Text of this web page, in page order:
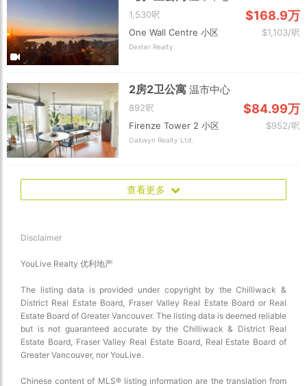
1,530呎 $168.9万
One Wall Centre 小区 $1,103/呎
Dexter Realty
2房2卫公寓温市中心
892呎 $84.99万
Firenze Tower 2 小区 $952/呎
Oakwyn Realty Ltd.
查看更多
Disclaimer
YouLive Realty 优利地产
The listing data is provided under copyright by the Chilliwack &
District Real Estate Board, Fraser Valley Real Estate Board or Real
Estate Board of Greater Vancouver. The listing data is deemed reliable
but is not guaranteed accurate by the Chilliwack & District Real
Estate Board, Fraser Valley Real Estate Board, Real Estate Board of
Greater Vancouver, nor YouLive.
Chinese content of MLS® listing information are the translation from